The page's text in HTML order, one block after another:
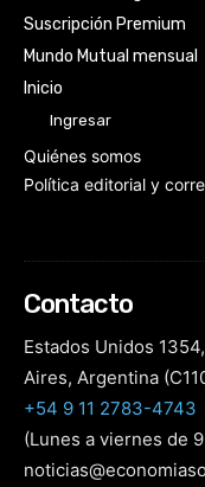
Suscripción Premium
Mundo Mutual mensual
Inicio
Ingresar
Quiénes somos
Política editorial y
Contacto
Estados Unidos
Aires, Argentina
+54 9 11 2783-4743
(Lunes a viernes de